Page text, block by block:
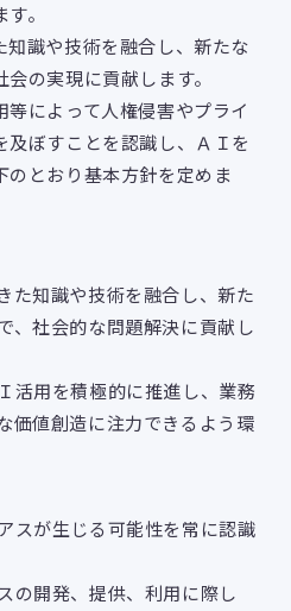
。
知識や技術を融合し、新たな
の実現に貢献します。
によって人権侵害やプライ
ぼすことを認識し、ＡＩを
とおり基本方針を定めま
た知識や技術を融合し、新た
、社会的な問題解決に貢献し
活用を積極的に推進し、業務
価値創造に注力できるよう環
スが生じる可能性を常に認識
の開発、提供、利用に際し